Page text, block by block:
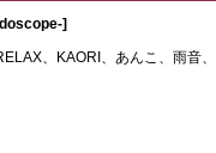
]
、KAORI、あんこ、雨音